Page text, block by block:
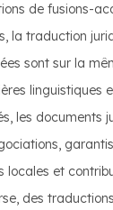
de fusions-
la traduction
sont sur la
linguistiques
les documents
locales et
des